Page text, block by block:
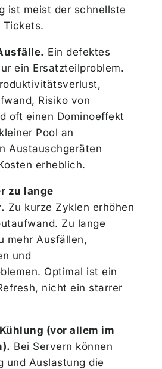
ist meist der schnellste
Tickets.
Ein defektes
ein Ersatzteilproblem.
Risiko von
oft einen Dominoeffekt
Pool an
Austauschgeräten
erheblich.
zu lange
Zu kurze Zyklen erhöhen
Zu lange
mehr Ausfällen,
und
Optimal ist ein
nicht ein starrer
(vor allem im
Bei Servern können
und Auslastung die